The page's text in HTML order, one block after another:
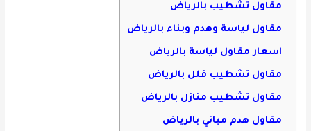
مقاول تشطيب بالرياض
مقاول لياسة وهدم وبناء بالرياض
اسعار مقاول لياسة بالرياض
مقاول تشطيب فلل بالرياض
مقاول تشطيب منازل بالرياض
مقاول هدم مباني بالرياض